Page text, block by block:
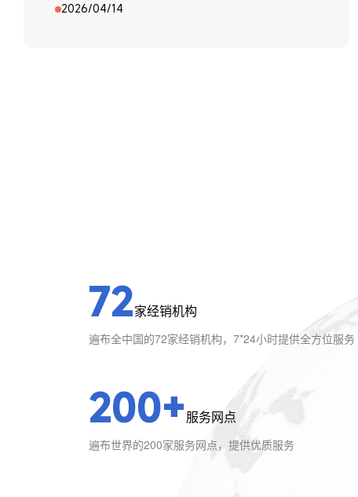
2026/04/14
72家经销机构
遍布全中国的72家经销机构，7*24小时提供全方位服务
200+服务网点
遍布世界的200家服务网点，提供优质服务